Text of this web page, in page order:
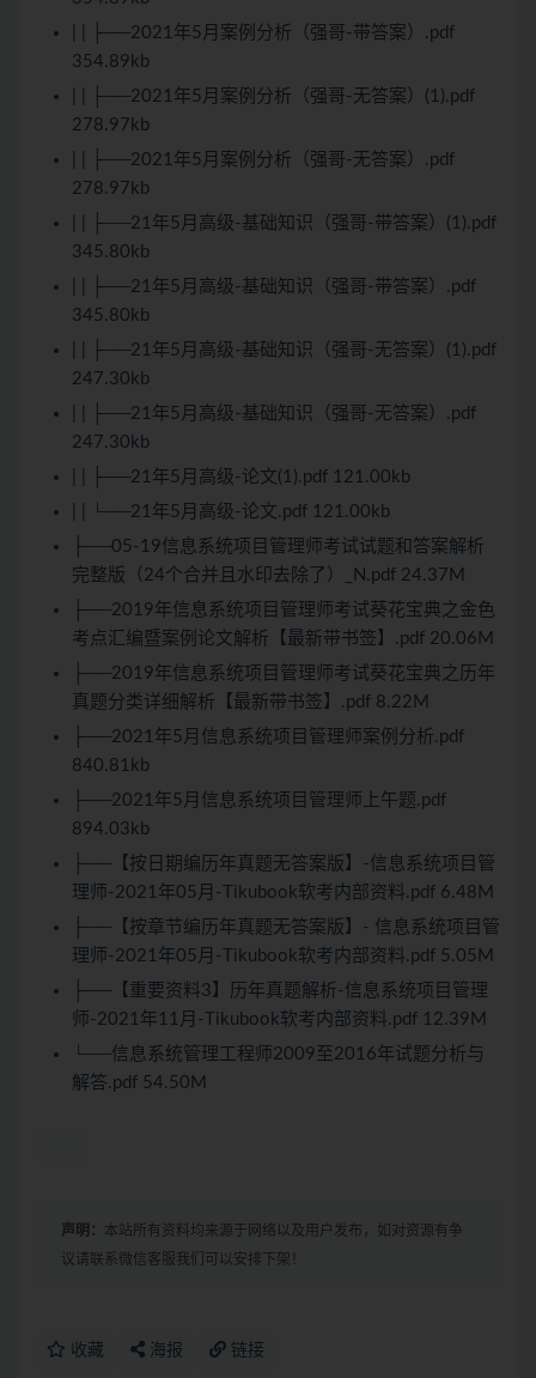
| | ├──2021年5月案例分析（强哥-带答案）.pdf
354.89kb
| | ├──2021年5月案例分析（强哥-无答案）(1).pdf
278.97kb
| | ├──2021年5月案例分析（强哥-无答案）.pdf
278.97kb
| | ├──21年5月高级-基础知识（强哥-带答案）(1).pdf
345.80kb
| | ├──21年5月高级-基础知识（强哥-带答案）.pdf
345.80kb
| | ├──21年5月高级-基础知识（强哥-无答案）(1).pdf
247.30kb
| | ├──21年5月高级-基础知识（强哥-无答案）.pdf
247.30kb
| | ├──21年5月高级-论文(1).pdf 121.00kb
| | └──21年5月高级-论文.pdf 121.00kb
├──05-19信息系统项目管理师考试试题和答案解析
完整版（24个合并且水印去除了）_N.pdf 24.37M
├──2019年信息系统项目管理师考试葵花宝典之金色
考点汇编暨案例论文解析【最新带书签】.pdf 20.06M
├──2019年信息系统项目管理师考试葵花宝典之历年
真题分类详细解析【最新带书签】.pdf 8.22M
├──2021年5月信息系统项目管理师案例分析.pdf
840.81kb
├──2021年5月信息系统项目管理师上午题.pdf
894.03kb
├──【按日期编历年真题无答案版】-信息系统项目管
理师-2021年05月-Tikubook软考内部资料.pdf 6.48M
├──【按章节编历年真题无答案版】- 信息系统项目管
理师-2021年05月-Tikubook软考内部资料.pdf 5.05M
├──【重要资料3】历年真题解析-信息系统项目管理
师-2021年11月-Tikubook软考内部资料.pdf 12.39M
└──信息系统管理工程师2009至2016年试题分析与
解答.pdf 54.50M
声明： 本站所有资料均来源于网络以及用户发布，如对资源有争
议请联系微信客服我们可以安排下架！
收藏 海报 链接